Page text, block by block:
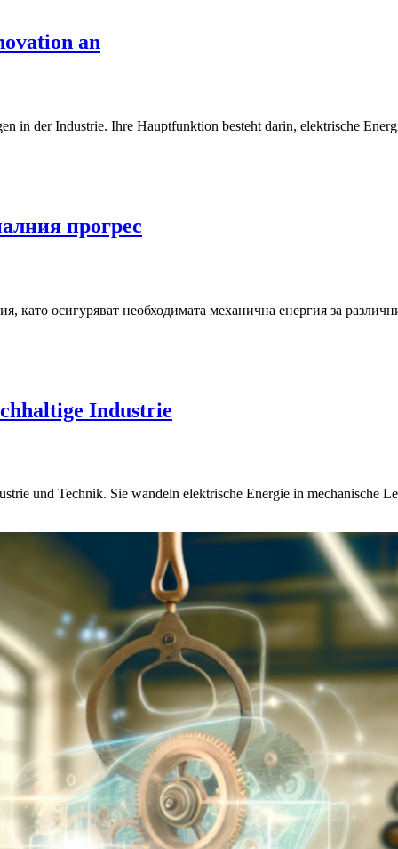
an
in der Industrie. Ihre Hauptfunktion besteht darin, elektrische
прогрес
като осигуряват необходимата механична енергия за
Industrie
und Technik. Sie wandeln elektrische Energie in mechanische